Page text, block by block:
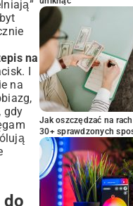
na
I
na
gdy
Jak oszczędzać na
30+ sprawdzonych